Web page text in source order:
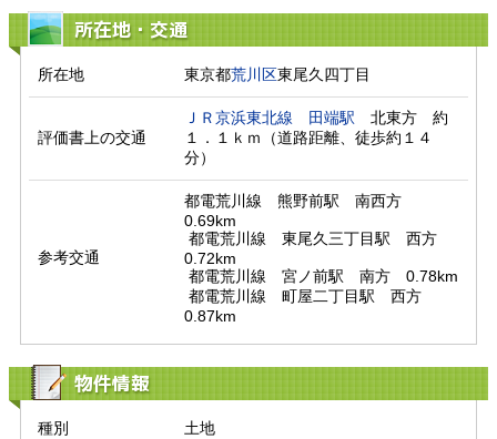
所在地・交通
所在地 東京都荒川区東尾久四丁目
評価書上の交通
ＪＲ京浜東北線 田端駅 北東方　約
１．１ｋｍ（道路距離、徒歩約１４
分）
参考交通
都電荒川線　熊野前駅　南西方
0.69km
0.72km
0.87km
物件情報
種別 土地